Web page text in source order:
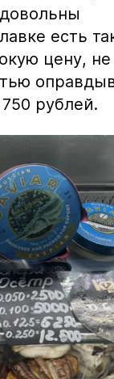
есть
цену, не
рублей.